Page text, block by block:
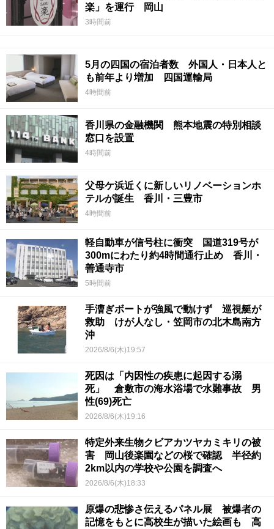
楽」を運行 岡山
3時間前
5月の四国の宿泊者数 外国人・日本人と
も前年より増加 四国運輸局
4時間前
香川県の金融機関 熊本地震の特別相談
窓口を設置
4時間前
父母ケ浜近くに新しいリノベーションホ
テルが誕生 香川・三豊市
4時間前
軽自動車が信号柱に衝突 国道319号が
300mにわたり約4時間通行止め 香川・
善通寺市
5時間前
手漕ぎボートが強風で動けず 巡視艇が
救助 けが人なし・笠岡市の北木島南方
沖
2026/8/6(木)19:57
死因は「内因性の疾患に起因する溺
死」 倉敷市の海水浴場で水難事故 男
性(69)死亡
2026/8/6(木)19:16
特定外来生物クビアカツヤカミキリの被
害 岡山後楽園などの桜で確認 半径約
2km以内の学校や公園を調査へ
2026/8/6(木)18:33
原爆の悲惨さ伝えるパネル展 被爆者の
記憶をもとに高校生が描いた絵画も 高